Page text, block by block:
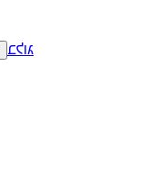
בלוג